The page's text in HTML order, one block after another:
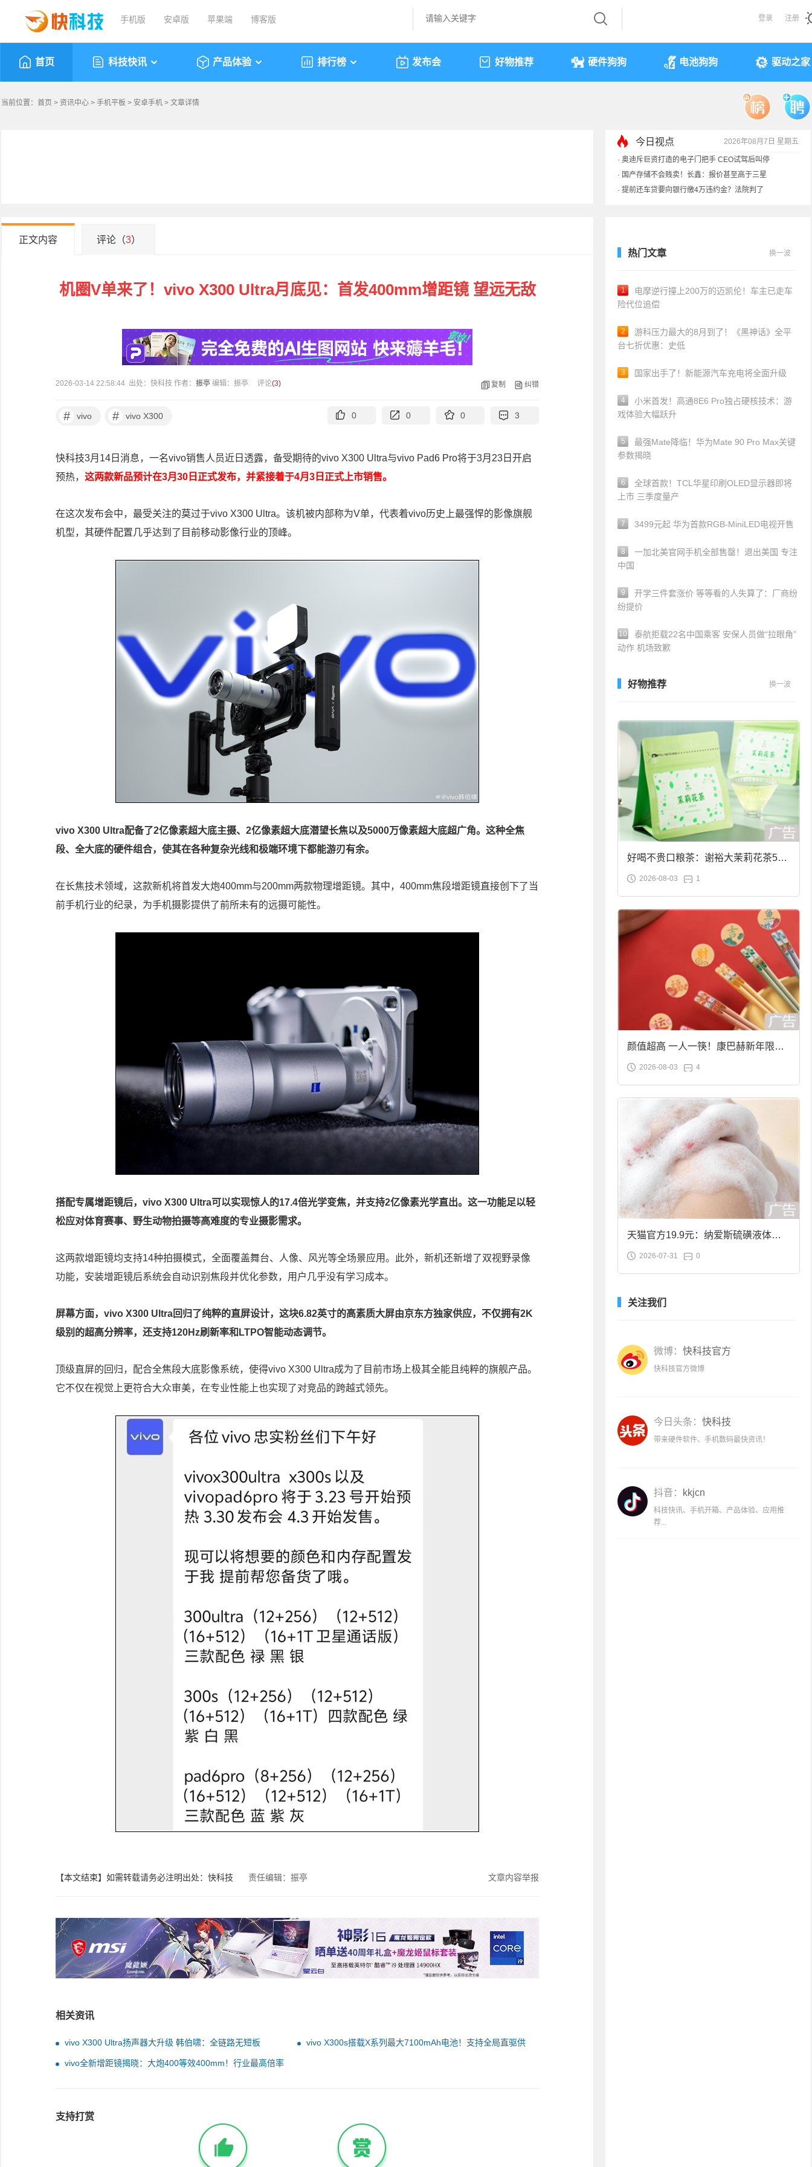
手机版 安卓版 苹果端 博客版 登录 注册
首页 科技快讯 产品体验 排行榜 发布会 好物推荐 硬件狗狗 电池狗狗 驱动之家
当前位置： 首页 > 资讯中心 > 手机平板 > 安卓手机 > 文章详情
今日视点 2026年08月7日 星期五
· 奥迪斥巨资打造的电子门把手 CEO试驾后叫停
· 国产存储不会贱卖！长鑫：报价甚至高于三星
· 提前还车贷要向银行缴4万违约金？法院判了
正文内容 评论（3）
机圈V单来了！vivo X300 Ultra月底见：首发400mm增距镜 望远无敌
2026-03-14 22:58:44 出处：快科技 作者： 振亭 编辑：振亭 评论(3) 复制 纠错
# vivo # vivo X300 0 0 0 3
快科技3月14日消息，一名vivo销售人员近日透露，备受期待的vivo X300 Ultra与vivo Pad6 Pro将于3月23日开启
预热， 这两款新品预计在3月30日正式发布，并紧接着于4月3日正式上市销售。
在这次发布会中，最受关注的莫过于vivo X300 Ultra。该机被内部称为V单，代表着vivo历史上最强悍的影像旗舰
机型，其硬件配置几乎达到了目前移动影像行业的顶峰。
vivo X300 Ultra配备了2亿像素超大底主摄、2亿像素超大底潜望长焦以及5000万像素超大底超广角。这种全焦
段、全大底的硬件组合，使其在各种复杂光线和极端环境下都能游刃有余。
在长焦技术领域，这款新机将首发大炮400mm与200mm两款物理增距镜。其中，400mm焦段增距镜直接创下了当
前手机行业的纪录，为手机摄影提供了前所未有的远摄可能性。
搭配专属增距镜后，vivo X300 Ultra可以实现惊人的17.4倍光学变焦，并支持2亿像素光学直出。这一功能足以轻
松应对体育赛事、野生动物拍摄等高难度的专业摄影需求。
这两款增距镜均支持14种拍摄模式，全面覆盖舞台、人像、风光等全场景应用。此外，新机还新增了双视野录像
功能，安装增距镜后系统会自动识别焦段并优化参数，用户几乎没有学习成本。
屏幕方面，vivo X300 Ultra回归了纯粹的直屏设计，这块6.82英寸的高素质大屏由京东方独家供应，不仅拥有2K
级别的超高分辨率，还支持120Hz刷新率和LTPO智能动态调节。
顶级直屏的回归，配合全焦段大底影像系统，使得vivo X300 Ultra成为了目前市场上极其全能且纯粹的旗舰产品。
它不仅在视觉上更符合大众审美，在专业性能上也实现了对竞品的跨越式领先。
【本文结束】如需转载请务必注明出处：快科技 责任编辑：振亭 文章内容举报
相关资讯
vivo X300 Ultra扬声器大升级 韩伯啸：全链路无短板
vivo X300s搭载X系列最大7100mAh电池！支持全局直驱供
vivo全新增距镜揭晓：大炮400等效400mm！行业最高倍率
支持打赏
热门文章 换一波
1
电摩逆行撞上200万的迈凯伦！车主已走车
险代位追偿
2
游科压力最大的8月到了！《黑神话》全平
台七折优惠：史低
3 国家出手了！新能源汽车充电将全面升级
4
小米首发！高通8E6 Pro独占硬核技术：游
戏体验大幅跃升
5
最强Mate降临！华为Mate 90 Pro Max关键
参数揭晓
6
全球首款！TCL华星印刷OLED显示器即将
上市 三季度量产
7 3499元起 华为首款RGB-MiniLED电视开售
8
一加北美官网手机全部售罄！退出美国 专注
中国
9
开学三件套涨价 等等看的人失算了：厂商纷
纷提价
10
泰航拒载22名中国乘客 安保人员做“拉眼角”
动作 机场致歉
好物推荐 换一波
好喝不贵口粮茶：谢裕大茉莉花茶50g
袋装9.9元到手
2026-08-03 1
颜值超高 一人一筷！康巴赫新年限定
合金筷子大促：19.9元
2026-08-03 4
天猫官方19.9元：纳爱斯硫磺液体香
皂2斤大促
2026-07-31 0
关注我们
微博： 快科技官方
快科技官方微博
今日头条： 快科技
带来硬件软件、手机数码最快资讯！
抖音： kkjcn
科技快讯、手机开箱、产品体验、应用推
荐...